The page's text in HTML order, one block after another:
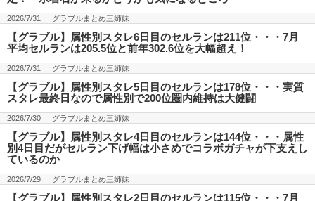
2026/7/31 グラブルまとめ三姉妹
【グラブル】属性別スタレ6日目のセルランは211位・・・7月
平均セルランは205.5位と前年302.6位を大幅超え！
2026/7/31 グラブルまとめ三姉妹
【グラブル】属性別スタレ5日目のセルランは178位・・・実質
スタレ最終日なので属性別で200位圏内維持は大健闘
2026/7/30 グラブルまとめ三姉妹
【グラブル】属性別スタレ4日目のセルランは144位・・・属性
別4日目だがセルラン下げ幅は小さめでコラボガチャが下支えし
ているのか
2026/7/29 グラブルまとめ三姉妹
【グラブル】属性別スタレ2日目のセルランは115位・・・7月